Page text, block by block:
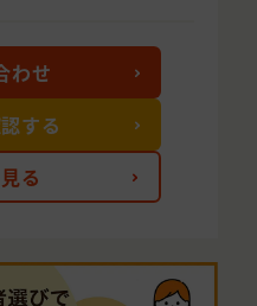
る
わせ
する